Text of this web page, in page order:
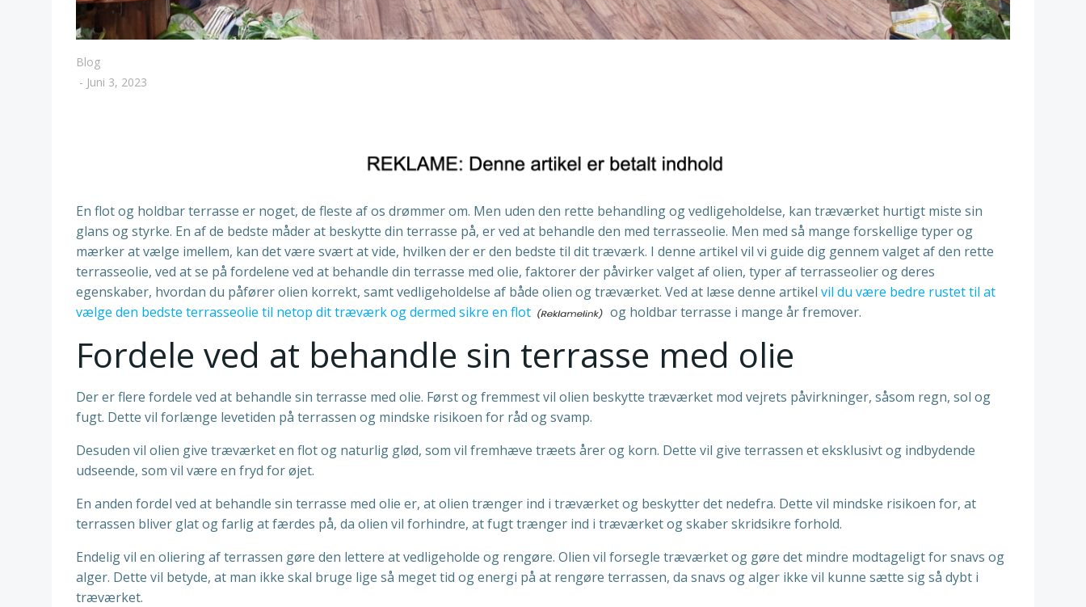
Blog
- Juni 3, 2023
En flot og holdbar terrasse er noget, de fleste af os drømmer om. Men uden den rette behandling og vedligeholdelse, kan træværket hurtigt miste sin
glans og styrke. En af de bedste måder at beskytte din terrasse på, er ved at behandle den med terrasseolie. Men med så mange forskellige typer og
mærker at vælge imellem, kan det være svært at vide, hvilken der er den bedste til dit træværk. I denne artikel vil vi guide dig gennem valget af den rette
terrasseolie, ved at se på fordelene ved at behandle din terrasse med olie, faktorer der påvirker valget af olien, typer af terrasseolier og deres
egenskaber, hvordan du påfører olien korrekt, samt vedligeholdelse af både olien og træværket. Ved at læse denne artikel vil du være bedre rustet til at
vælge den bedste terrasseolie til netop dit træværk og dermed sikre en flot
og holdbar terrasse i mange år fremover.
Fordele ved at behandle sin terrasse med olie
Der er flere fordele ved at behandle sin terrasse med olie. Først og fremmest vil olien beskytte træværket mod vejrets påvirkninger, såsom regn, sol og
fugt. Dette vil forlænge levetiden på terrassen og mindske risikoen for råd og svamp.
Desuden vil olien give træværket en flot og naturlig glød, som vil fremhæve træets årer og korn. Dette vil give terrassen et eksklusivt og indbydende
udseende, som vil være en fryd for øjet.
En anden fordel ved at behandle sin terrasse med olie er, at olien trænger ind i træværket og beskytter det nedefra. Dette vil mindske risikoen for, at
terrassen bliver glat og farlig at færdes på, da olien vil forhindre, at fugt trænger ind i træværket og skaber skridsikre forhold.
Endelig vil en oliering af terrassen gøre den lettere at vedligeholde og rengøre. Olien vil forsegle træværket og gøre det mindre modtageligt for snavs og
alger. Dette vil betyde, at man ikke skal bruge lige så meget tid og energi på at rengøre terrassen, da snavs og alger ikke vil kunne sætte sig så dybt i
træværket.